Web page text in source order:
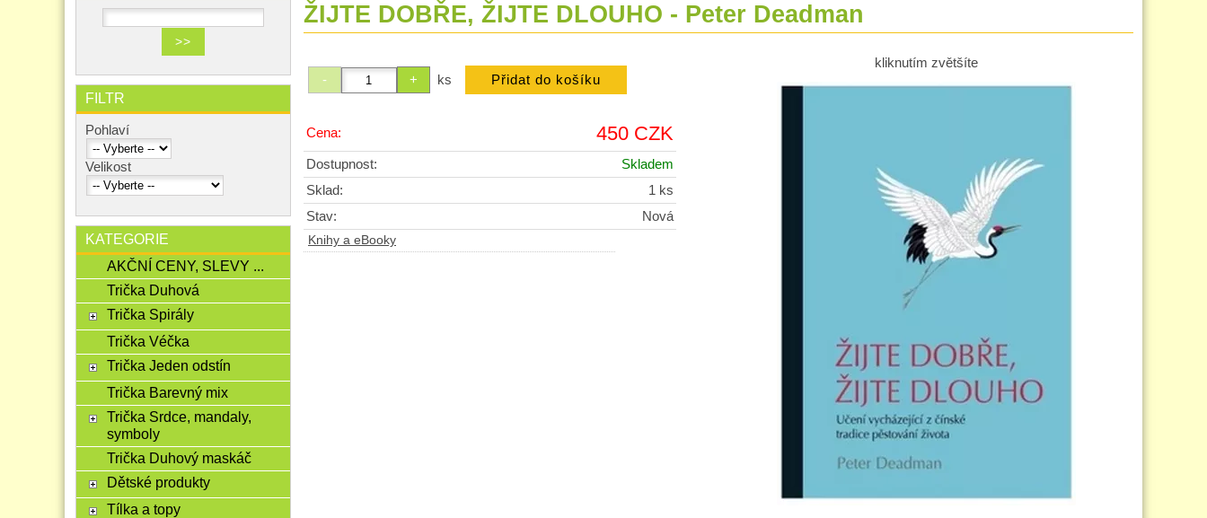
ŽIJTE DOBŘE, ŽIJTE DLOUHO - Peter Deadman
kliknutím zvětšíte
ks
Cena: 450 CZK
Dostupnost:
Skladem
Sklad:
1 ks
Stav:
Nová
Knihy a eBooky
FILTR
Pohlaví
Velikost
KATEGORIE
AKČNÍ CENY, SLEVY ...
Trička Duhová
Trička Spirály
Trička Véčka
Trička Jeden odstín
Trička Barevný mix
Trička Srdce, mandaly,
symboly
Trička Duhový maskáč
Dětské produkty
Tílka a topy